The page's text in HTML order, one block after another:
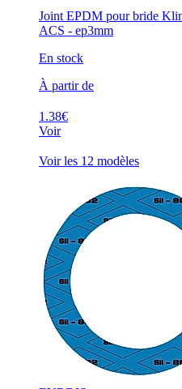
Joint EPDM pour bride
ACS - ep3mm
En stock
À partir de
1.38€
Voir
Voir les 12 modèles